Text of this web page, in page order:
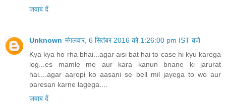
जवाब दें
Unknown मंगलवार, 6 सितंबर 2016 को 1:26:00 pm IST बजे
Kya kya ho rha bhai...agar aisi bat hai to case hi kyu karega
log...es mamle me aur kara kanun bnane ki jarurat
hai....agar aaropi ko aasani se bell mil jayega to wo aur
paresan karne lagega....
जवाब दें